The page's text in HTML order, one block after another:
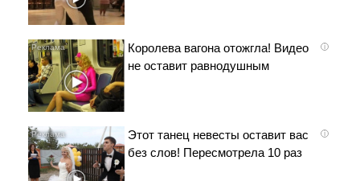
i
Королева вагона отожгла! Видео
не оставит равнодушным
i
Этот танец невесты оставит вас
без слов! Пересмотрела 10 раз